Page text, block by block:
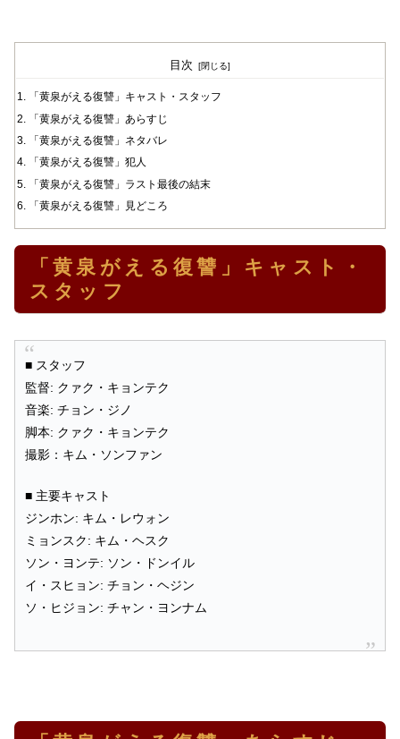
目次
「黄泉がえる復讐」キャスト・スタッフ
「黄泉がえる復讐」あらすじ
「黄泉がえる復讐」ネタバレ
「黄泉がえる復讐」犯人
「黄泉がえる復讐」ラスト最後の結末
「黄泉がえる復讐」見どころ
「黄泉がえる復讐」キャスト・
スタッフ
■ スタッフ
監督: クァク・キョンテク
音楽: チョン・ジノ
脚本: クァク・キョンテク
撮影：キム・ソンファン
■ 主要キャスト
ジンホン: キム・レウォン
ミョンスク: キム・ヘスク
ソン・ヨンテ: ソン・ドンイル
イ・スヒョン: チョン・ヘジン
ソ・ヒジョン: チャン・ヨンナム